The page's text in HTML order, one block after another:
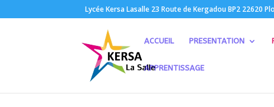
Lycée Kersa Lasalle 23 Route de Kergadou BP2 22620
ACCUEIL PRESENTATION
APPRENTISSAGE